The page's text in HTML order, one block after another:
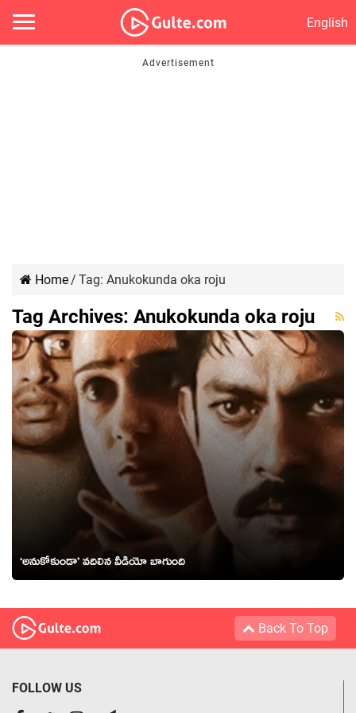
English
Home/ Tag: Anukokunda oka roju
Tag Archives: Anukokunda oka roju
‘అనుకోకుండా’ వదిలిన వీడియో బాగుంది
Back To Top
FOLLOW US